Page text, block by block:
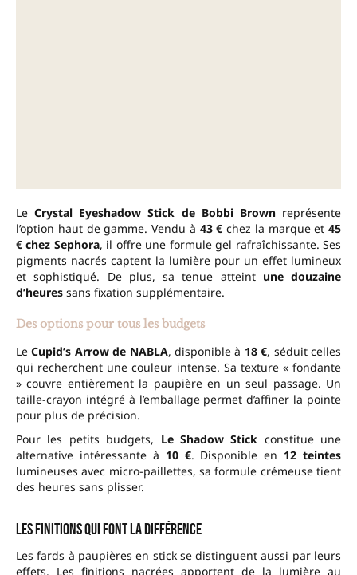
LeCrystal Eyeshadow Stick de Bobbi Brownreprésente
l’option haut de gamme. Vendu à 43 € chez la marque et 45
€ chez Sephora, il offre une formule gel rafraîchissante. Ses
pigments nacrés captent la lumière pour un effet lumineux
et sophistiqué. De plus, sa tenue atteint une douzaine
d’heures sans fixation supplémentaire.
Des options pour tous les budgets
LeCupid’s Arrow de NABLA, disponible à 18 €, séduit celles
qui recherchent une couleur intense. Sa texture « fondante
» couvre entièrement la paupière en un seul passage. Un
taille-crayon intégré à l’emballage permet d’affiner la pointe
pour plus de précision.
Pour les petits budgets, Le Shadow Stick constitue une
alternative intéressante à 10 €. Disponible en 12 teintes
lumineuses avec micro-paillettes, sa formule crémeuse tient
des heures sans plisser.
Les finitions qui font la différence
Les fards à paupières en stick se distinguent aussi par leurs
effets. Les finitions nacrées apportent de la lumière au